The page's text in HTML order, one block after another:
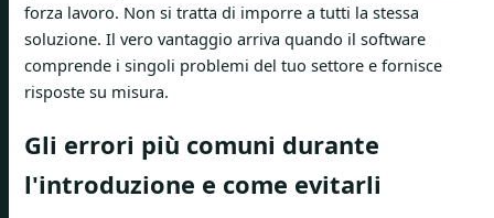
forza lavoro. Non si tratta di imporre a tutti la stessa
soluzione. Il vero vantaggio arriva quando il software
comprende i singoli problemi del tuo settore e fornisce
risposte su misura.
Gli errori più comuni durante
l'introduzione e come evitarli